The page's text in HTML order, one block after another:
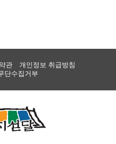
관
개인정보 취급방침
단수집거부